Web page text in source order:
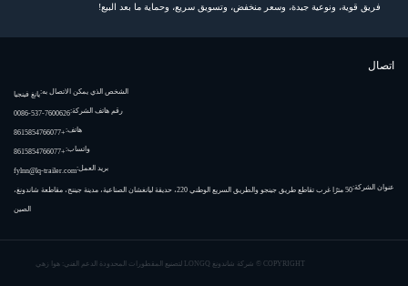
اتصال
الشخص الذي يمكن الاتصال به:يانغ فينجيا
رقم هاتف الشركة:0086-537-7600626
هاتف:+8615854766077
واتساب:+8615854766077
بريد العمل:fylnn@lq-trailer.com
عنوان الشركة:
50 مترًا غرب تقاطع طريق جينجو والطريق السريع الوطني 220، حديقة ليانغشان الصناعية، مدينة جيننج، مقاطعة شاندونغ،
الصين
فريق قوية، ونوعية جيدة، وسعر منخفض، وتسويق سريع، وحماية ما بعد البيع!
COPYRIGHT © شركة شاندونغ LONGQ لتصنيع المقطورات المحدودة الدعم الفني: هوا زهي